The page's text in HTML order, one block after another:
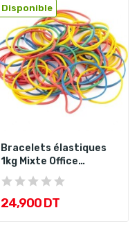
Disponible
Bracelets élastiques
1kg Mixte Office
Assortis
24,900 DT